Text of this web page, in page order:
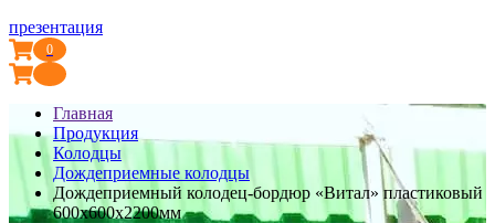
презентация
0
Главная
Продукция
Колодцы
Дождеприемные колодцы
Дождеприемный колодец-бордюр «Витал» пластиковый
600х600х2200мм